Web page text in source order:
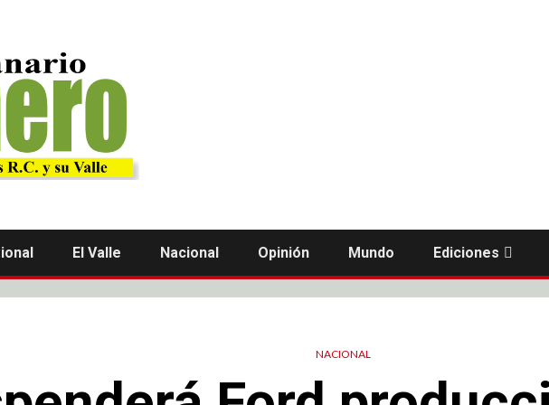
El Valle Nacional Opinión Mundo Ediciones
NACIONAL